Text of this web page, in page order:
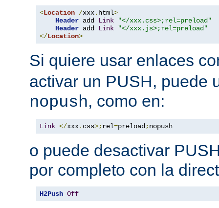
<Location /xxx. html>
Header add Link
"</xxx.css>;rel=preload"
Header add Link
"</xxx.js>;rel=preload"
</Location>
Si quiere usar enlaces
activar un PUSH, puede
nopush, como en:
Link </xxx. css>;rel=preload;nopush
o puede desactivar
por completo con la
H2Push Off